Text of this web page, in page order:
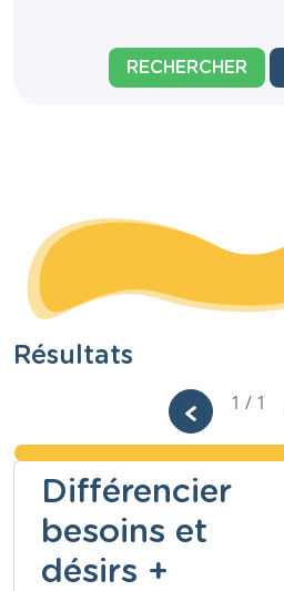
RECHERCHER
Résultats
1 / 1
Différencier
besoins et
désirs +